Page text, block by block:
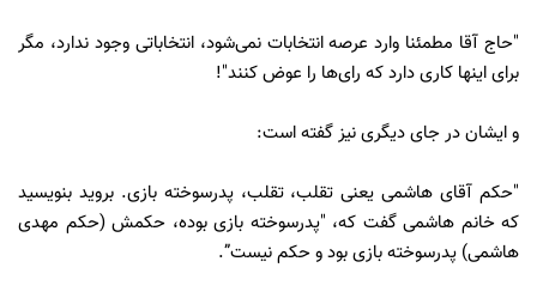
"حاج آقا مطمئنا وارد عرصه انتخابات نمی‌شود، انتخاباتی وجود ندارد، مگر
برای اینها کاری دارد که رای‌ها را عوض کنند"!
و ایشان در جاى ديگرى نیز گفته است:
"حکم آقای هاشمی یعنی تقلب، تقلب، پدرسوخته‌ بازی. بروید بنویسید
که خانم هاشمی گفت که، "پدرسوخته‌ بازی بوده، حکمش (حکم مهدی
هاشمی) پدرسوخته‌ بازی بود و حکم نیست”.